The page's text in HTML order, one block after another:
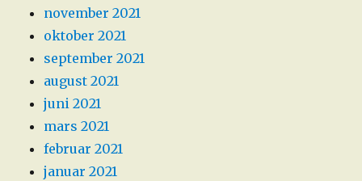
november 2021
oktober 2021
september 2021
august 2021
juni 2021
mars 2021
februar 2021
januar 2021